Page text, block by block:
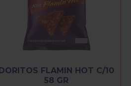
DORITOS FLAMIN HOT C/10
58 GR